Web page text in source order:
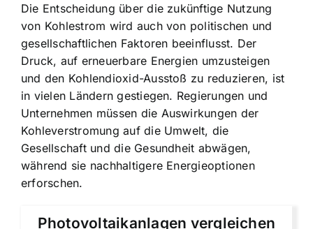
Die Entscheidung über die zukünftige Nutzung
von Kohlestrom wird auch von politischen und
gesellschaftlichen Faktoren beeinflusst. Der
Druck, auf erneuerbare Energien umzusteigen
und den Kohlendioxid-Ausstoß zu reduzieren, ist
in vielen Ländern gestiegen. Regierungen und
Unternehmen müssen die Auswirkungen der
Kohleverstromung auf die Umwelt, die
Gesellschaft und die Gesundheit abwägen,
während sie nachhaltigere Energieoptionen
erforschen.
Photovoltaikanlagen vergleichen